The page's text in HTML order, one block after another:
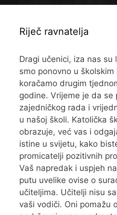
Riječ ravnatelja
Dragi učenici, iza nas
smo ponovno u
koračamo drugim
godine. Vrijeme je da se
zajedničkog rada i
u našoj školi. Katolička
obrazuje, već vas i
istine u svijetu, kako
promicatelji pozitivnih
Vaš napredak i uspjeh
putu uvelike ovise o
učiteljima. Učitelji nisu
vaši vodiči. Oni pomažu